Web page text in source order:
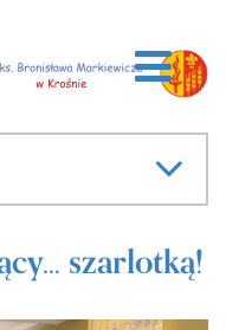
szarlotką!